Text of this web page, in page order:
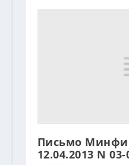
Письмо
12.04.2013 N